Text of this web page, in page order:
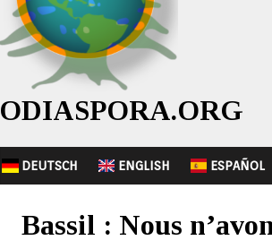
ODIASPORA.ORG
DEUTSCH ENGLISH ESPAÑOL
Bassil : Nous